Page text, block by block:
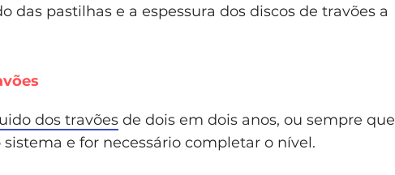
das pastilhas e a espessura dos discos de travões a
dos travões de dois em dois anos, ou sempre que
e for necessário completar o nível.